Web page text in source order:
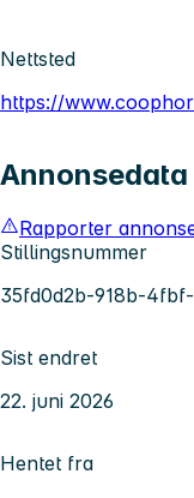
Nettsted
https://
Annonsedata
Rapporter
Stillingsnummer
35fd0d2b-918b-
Sist endret
22. juni 2026
Hentet fra